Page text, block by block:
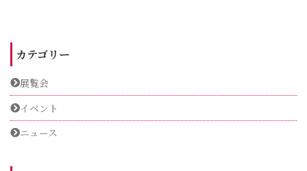
カテゴリー
展覧会
イベント
ニュース